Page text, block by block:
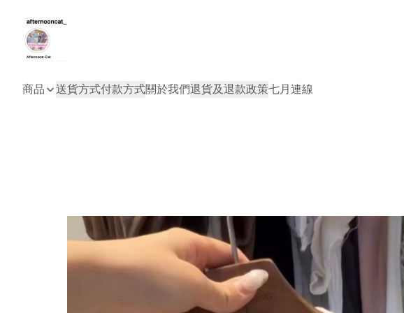
商品 送貨方式付款方式關於我們退貨及退款政策七月連線